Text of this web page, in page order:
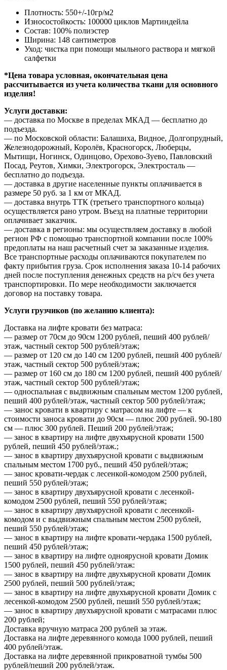
Плотность: 550+/-10гр/м2
Износостойкость: 100000 циклов Мартиндейла
Состав: 100% полиэстер
Ширина: 148 сантиметров
Уход: чистка при помощи мыльного раствора и мягкой
салфетки
*Цена товара условная, окончательная цена
рассчитывается из учета количества ткани для основного
изделия!
Услуги доставки:
— доставка по Москве в пределах МКАД — бесплатно до
подъезда.
— по Московской области: Балашиха, Видное, Долгопрудный,
Железнодорожный, Королёв, Красногорск, Люберцы,
Мытищи, Ногинск, Одинцово, Орехово-Зуево, Павловский
Посад, Реутов, Химки, Электрогорск, Электросталь —
бесплатно до подъезда.
— доставка в другие населенные пункты оплачивается в
размере 50 руб. за 1 км от МКАД.
— доставка внутрь ТТК (третьего транспортного кольца)
осуществляется рано утром. Въезд на платные территории
оплачивает заказчик.
— доставка в регионы: мы осуществляем доставку в любой
регион РФ с помощью транспортной компании после 100%
предоплаты на наш расчетный счет за заказанные изделия.
Все транспортные расходы оплачиваются покупателем по
факту прибытия груза. Срок исполнения заказа 10-14 рабочих
дней после поступления денежных средств на р/сч без учета
транспортировки. По мере необходимости заключается
договор на поставку товара.
Услуги грузчиков (по желанию клиента):
Доставка на лифте кровати без матраса:
— размер от 70см до 90см 1200 рублей, пеший 400 рублей/
этаж, частный сектор 500 рублей/этаж;
— размер от 120 см до 140 см 1200 рублей, пеший 400 рублей/
этаж, частный сектор 500 рублей/этаж;
— размер от 160 см до 180 см 1200 рублей, пеший 400 рублей/
этаж, частный сектор 500 рублей/этаж;
— односпальная с выдвижным спальным местом 1200 рублей,
пеший 400 рублей/этаж, частный сектор 500 рублей/этаж;
— занос кровати в квартиру с матрасом на лифте — к
стоимости заноса кровати до 90см — плюс 200 рублей. 90-180
см — плюс 300 рублей. Пеший 200 рублей/этаж;
— занос в квартиру на лифте двухъярусной кровати 1500
рублей, пеший 450 рублей/этаж.;
— занос в квартиру двухъярусной кровати с выдвижным
спальным местом 1700 руб., пеший 450 рублей/этаж;
— занос кровати-чердак с лесенкой-комодом 2500 рублей,
пеший 550 рублей/этаж;
— занос в квартиру двухъярусной кровати с лесенкой-
комодом 2500 рублей, пеший 550 рублей/этаж;
— занос в квартиру двухъярусной кровати с лесенкой-
комодом и с выдвижным спальным местом 2500 рублей,
пеший 550 рублей/этаж;
— занос в квартиру на лифте кровати-чердака 1500 рублей,
пеший 450 рублей/этаж;
— занос в квартиру на лифте одноярусной кровати Домик
1500 рублей, пеший 450 рублей/этаж:
— занос в квартиру на лифте двухъярусной кровати Домик
2500 рублей, пеший 500 рублей/этаж;
— занос в квартиру на лифте двухъярусной кровати Домик с
лесенкой-комодом 2500 рублей, пеший 550 рублей/этаж;
— занос в квартиру двухъярусной кровати с матрасами плюс
200 рублей;
Доставка вручную матраса 200 рублей за этаж.
Доставка на лифте деревянного комода 1000 рублей, пеший
400 рублей/этаж.
Доставка на лифте деревянной прикроватной тумбы 500
рублей/пеший 200 рублей/этаж.